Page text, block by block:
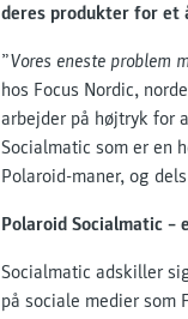
deres produkter for et
”Vores eneste problem
hos Focus Nordic,
arbejder på højtryk for
Socialmatic som er en
Polaroid-maner, og
Polaroid Socialmatic –
Socialmatic adskiller
på sociale medier som